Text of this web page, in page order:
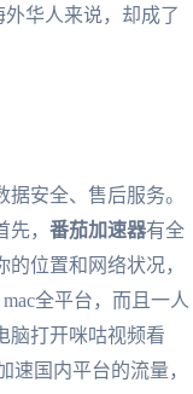
华人来说，却成了
安全、售后服务。
， 番茄加速器有全
位置和网络状况，
全平台，而且一人
脑打开咪咕视频看
速国内平台的流量，